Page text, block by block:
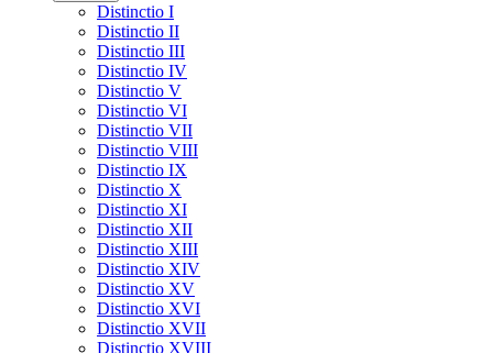
Distinctio I
Distinctio II
Distinctio III
Distinctio IV
Distinctio V
Distinctio VI
Distinctio VII
Distinctio VIII
Distinctio IX
Distinctio X
Distinctio XI
Distinctio XII
Distinctio XIII
Distinctio XIV
Distinctio XV
Distinctio XVI
Distinctio XVII
Distinctio XVIII